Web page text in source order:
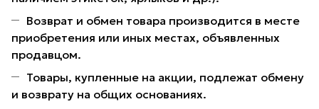
Возврат и обмен товара производится в месте
приобретения или иных местах, объявленных
продавцом.
Товары, купленные на акции, подлежат обмену
и возврату на общих основаниях.